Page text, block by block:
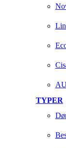
TYPER